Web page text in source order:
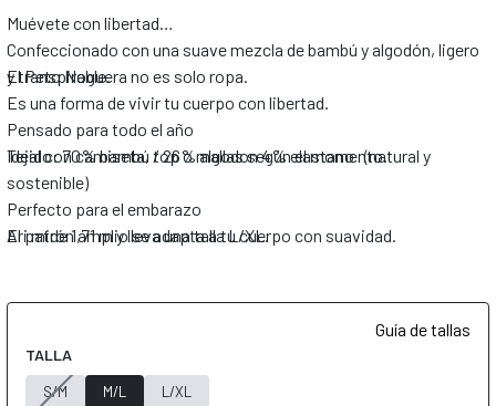
Muévete con libertad
Confeccionado con una suave mezcla de bambú y algodón, ligero
y transpirable.
Pensado para todo el año
Ideal con camiseta, top o mallas según el momento.
Perfecto para el embarazo
El patrón amplio se adapta a tu cuerpo con suavidad.
El Peto Noguera no es solo ropa.
Es una forma de vivir tu cuerpo con libertad.
Tejido: 70% bambú / 26% algodon 4% elastano (natural y
sostenible)
Ari mide 1,71 m y lleva una talla L/XL.
Guía de tallas
TALLA
S/M M/L L/XL